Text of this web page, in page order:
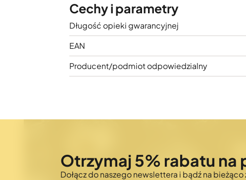
Cechy i parametry
Długość opieki gwarancyjnej
EAN
Producent/podmiot odpowiedzialny
Otrzymaj 5% rabatu na
Dołącz do naszego newslettera i bądź na